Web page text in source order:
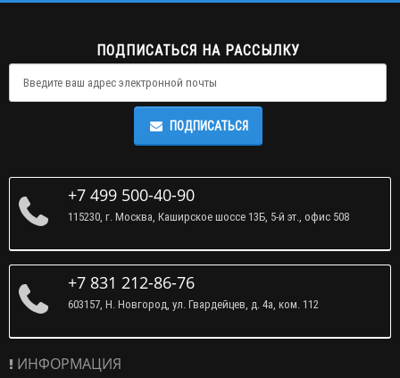
ПОДПИСАТЬСЯ НА РАССЫЛКУ
ПОДПИСАТЬСЯ
+7 499 500-40-90
115230, г. Москва, Каширское шоссе 13Б, 5-й эт., офис 508
+7 831 212-86-76
603157, Н. Новгород, ул. Гвардейцев, д. 4а, ком. 112
ИНФОРМАЦИЯ